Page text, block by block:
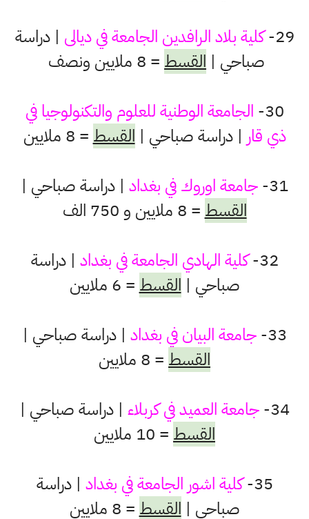
29- كلية بلاد الرافدين الجامعة في ديالى | دراسة
صباحي | القسط = 8 ملايين ونصف
30- الجامعة الوطنية للعلوم والتكنولوجيا في
ذي قار | دراسة صباحي | القسط = 8 ملايين
31- جامعة اوروك في بغداد | دراسة صباحي |
القسط = 8 ملايين و 750 الف
32- كلية الهادي الجامعة في بغداد | دراسة
صباحي | القسط = 6 ملايين
33- جامعة البيان في بغداد | دراسة صباحي |
القسط = 8 ملايين
34- جامعة العميد في كربلاء | دراسة صباحي |
القسط = 10 ملايين
35- كلية اشور الجامعة في بغداد | دراسة
صباحي | القسط = 8 ملايين